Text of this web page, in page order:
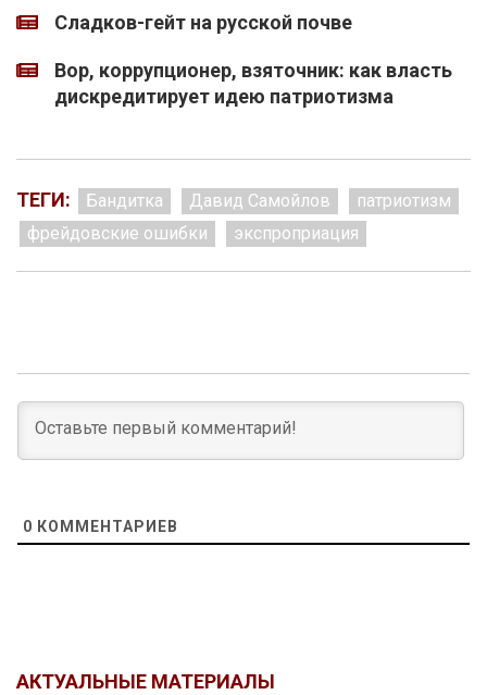
Сладков-гейт на русской почве
Вор, коррупционер, взяточник: как власть
дискредитирует идею патриотизма
ТЕГИ: Бандитка Давид Самойлов
патриотизм
фрейдовские ошибки
экспроприация
0 КОММЕНТАРИЕВ
АКТУАЛЬНЫЕ МАТЕРИАЛЫ